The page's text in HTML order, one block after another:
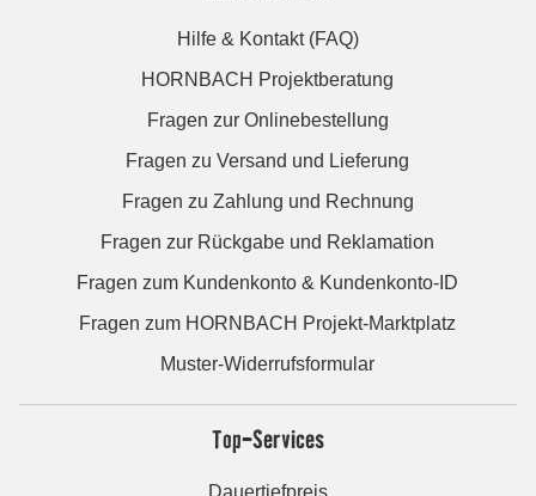
Hilfe & Kontakt (FAQ)
HORNBACH Projektberatung
Fragen zur Onlinebestellung
Fragen zu Versand und Lieferung
Fragen zu Zahlung und Rechnung
Fragen zur Rückgabe und Reklamation
Fragen zum Kundenkonto & Kundenkonto-ID
Fragen zum HORNBACH Projekt-Marktplatz
Muster-Widerrufsformular
Top-Services
Dauertiefpreis